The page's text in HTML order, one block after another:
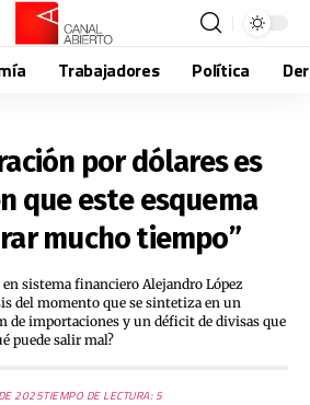
Trabajadores Política
por dólares es
que este esquema
mucho tiempo”
sistema financiero Alejandro López
del momento que se sintetiza en un
de importaciones y un déficit de divisas que
puede salir mal?
2025TIEMPO DE LECTURA: 5